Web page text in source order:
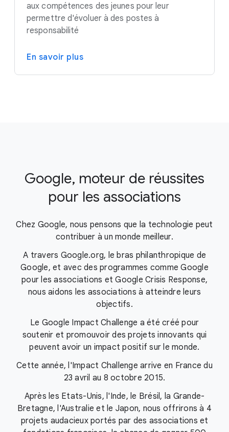
aux compétences des jeunes pour leur
permettre d'évoluer à des postes à
responsabilité
En savoir plus
Google, moteur de réussites
pour les associations
Chez Google, nous pensons que la technologie peut
contribuer à un monde meilleur.
A travers Google.org, le bras philanthropique de
Google, et avec des programmes comme Google
pour les associations et Google Crisis Response,
nous aidons les associations à atteindre leurs
objectifs.
Le Google Impact Challenge a été créé pour
soutenir et promouvoir des projets innovants qui
peuvent avoir un impact positif sur le monde.
Cette année, l'Impact Challenge arrive en France du
23 avril au 8 octobre 2015.
Après les Etats-Unis, l'Inde, le Brésil, la Grande-
Bretagne, l'Australie et le Japon, nous offrirons à 4
projets audacieux portés par des associations et